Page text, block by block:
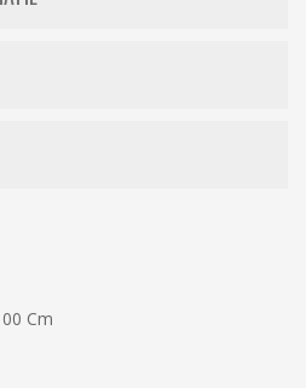
Cm